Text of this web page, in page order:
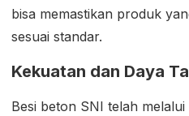
bisa memastikan produk
sesuai standar.
Kekuatan dan Daya
Besi beton SNI telah